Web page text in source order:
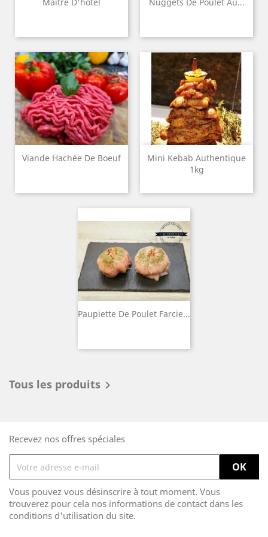
Viande Hachée De Boeuf
Mini Kebab Authentique
1kg
Paupiette De Poulet Farcie...
Tous les produits 
Recevez nos offres spéciales
Vous pouvez vous désinscrire à tout moment. Vous
trouverez pour cela nos informations de contact dans les
conditions d'utilisation du site.